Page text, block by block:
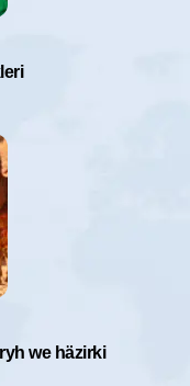
we häzirki